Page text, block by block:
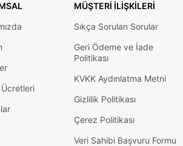
MÜŞTERI İLIŞKILERI
Sıkça Sorulan Sorular
Geri Ödeme ve İade
Politikası
KVKK Aydınlatma Metni
Gizlilik Politikası
Çerez Politikası
Veri Sahibi Başvuru Formu